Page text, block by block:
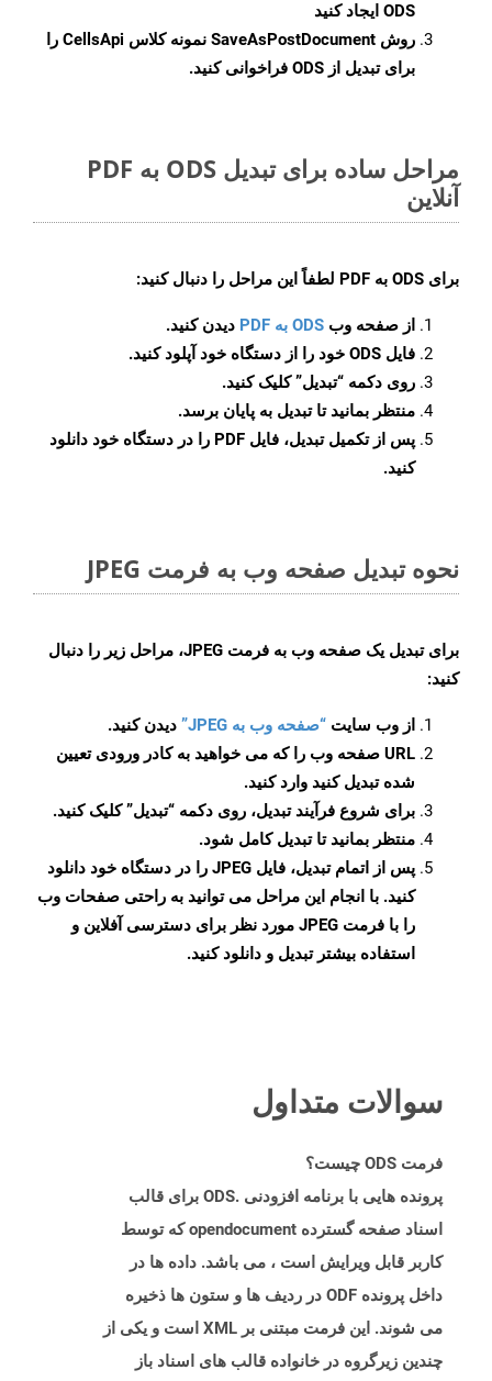
ODS ایجاد کنید
روش SaveAsPostDocument
نمونه کلاس CellsApi را
برای تبدیل از ODS فراخوانی کنید.
مراحل ساده برای تبدیل ODS به PDF
آنلاین
برای ODS به PDF لطفاً این مراحل را دنبال کنید:
از صفحه وب ODS به PDF
دیدن کنید.
فایل ODS خود را از دستگاه خود آپلود کنید.
روی دکمه “تبدیل”کلیک کنید.
منتظر بمانید تا تبدیل به پایان برسد.
پس از تکمیل تبدیل، فایل PDF را در دستگاه خود دانلود
کنید.
نحوه تبدیل صفحه وب به فرمت JPEG
برای تبدیل یک صفحه وب به فرمت JPEG، مراحل زیر را دنبال
کنید:
از وب سایت “صفحه وب به JPEG”
دیدن کنید.
URL صفحه وب را که می خواهید به کادر ورودی تعیین
شده تبدیل کنید وارد کنید.
برای شروع فرآیند تبدیل، روی دکمه “تبدیل” کلیک کنید.
منتظر بمانید تا تبدیل کامل شود.
پس از اتمام تبدیل، فایل JPEG را در دستگاه خود دانلود
کنید. با انجام این مراحل می توانید به راحتی صفحات وب
را با فرمت JPEG مورد نظر برای دسترسی آفلاین و
استفاده بیشتر تبدیل و دانلود کنید.
سوالات متداول
فرمت ODS چیست؟
پرونده هایی با برنامه افزودنی .ODS برای قالب
اسناد صفحه گسترده opendocument که توسط
کاربر قابل ویرایش است ، می باشد. داده ها در
داخل پرونده ODF در ردیف ها و ستون ها ذخیره
می شوند. این فرمت مبتنی بر XML است و یکی از
چندین زیرگروه در خانواده قالب های اسناد باز